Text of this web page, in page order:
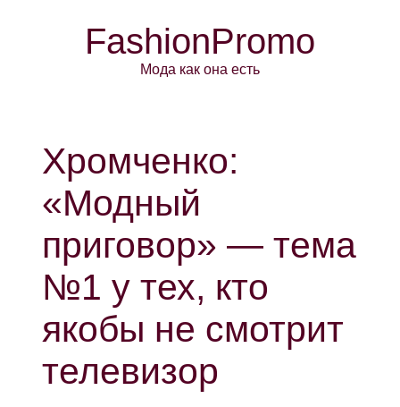
FashionPromo
Мода как она есть
Хромченко:
«Модный
приговор» — тема
№1 у тех, кто
якобы не смотрит
телевизор